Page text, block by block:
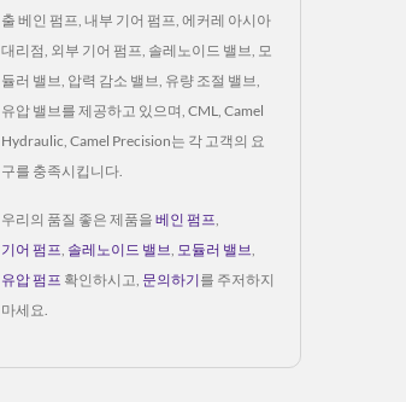
출 베인 펌프, 내부 기어 펌프, 에커레 아시아
대리점, 외부 기어 펌프, 솔레노이드 밸브, 모
듈러 밸브, 압력 감소 밸브, 유량 조절 밸브,
유압 밸브를 제공하고 있으며, CML, Camel
Hydraulic, Camel Precision는 각 고객의 요
구를 충족시킵니다.
우리의 품질 좋은 제품을 베인 펌프
기어 펌프 솔레노이드 밸브 모듈러 밸브
유압 펌프 확인하시고, 문의하기를 주저하지
마세요.